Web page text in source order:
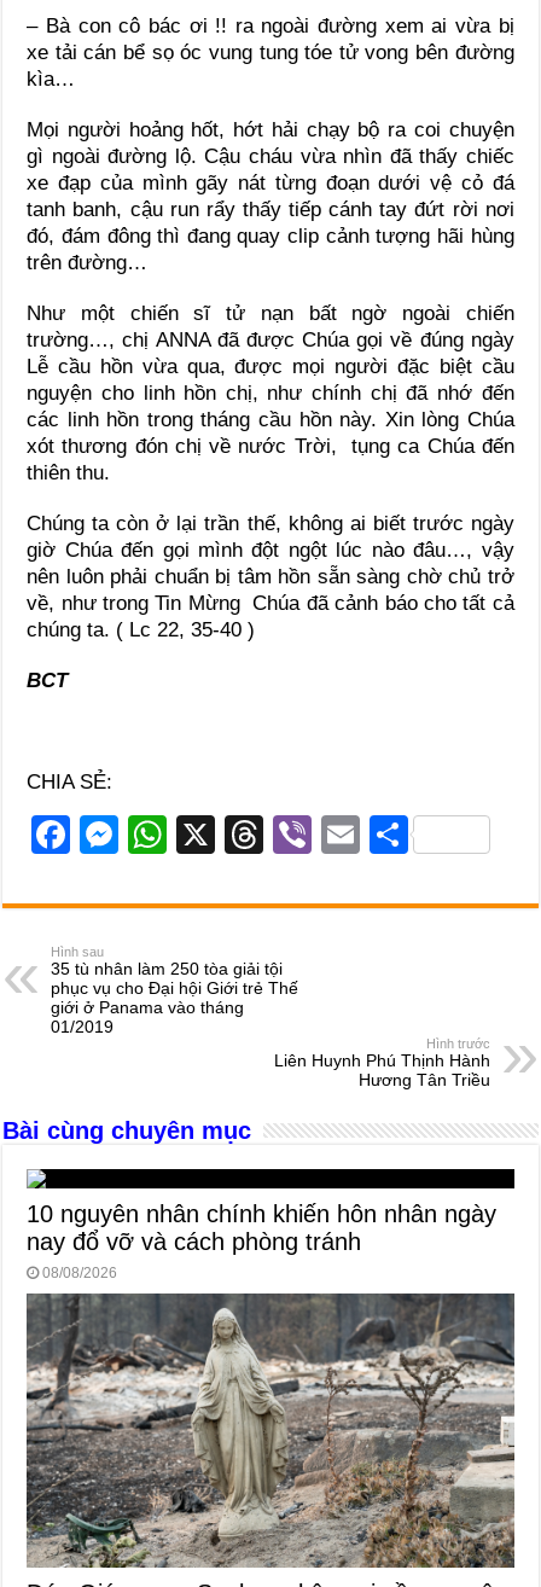
– Bà con cô bác ơi !! ra ngoài đường xem ai vừa bị
xe tải cán bể sọ óc vung tung tóe tử vong bên đường
kìa…
Mọi người hoảng hốt, hớt hải chạy bộ ra coi chuyện
gì ngoài đường lộ. Cậu cháu vừa nhìn đã thấy chiếc
xe đạp của mình gãy nát từng đoạn dưới vệ cỏ đá
tanh banh, cậu run rẩy thấy tiếp cánh tay đứt rời nơi
đó, đám đông thì đang quay clip cảnh tượng hãi hùng
trên đường…
Như một chiến sĩ tử nạn bất ngờ ngoài chiến
trường…, chị ANNA đã được Chúa gọi về đúng ngày
Lễ cầu hồn vừa qua, được mọi người đặc biệt cầu
nguyện cho linh hồn chị, như chính chị đã nhớ đến
các linh hồn trong tháng cầu hồn này. Xin lòng Chúa
xót thương đón chị về nước Trời, tụng ca Chúa đến
thiên thu.
Chúng ta còn ở lại trần thế, không ai biết trước ngày
giờ Chúa đến gọi mình đột ngột lúc nào đâu…, vậy
nên luôn phải chuẩn bị tâm hồn sẵn sàng chờ chủ trở
về, như trong Tin Mừng Chúa đã cảnh báo cho tất cả
chúng ta. ( Lc 22, 35-40 )
BCT
CHIA SẺ:
F
c
e
b
o
M
ss
n
g
W
at
A
p
X
T
e
d
Vi
er
E
ail
S
ar
Hình sau
35 tù nhân làm 250 tòa giải tội
phục vụ cho Đại hội Giới trẻ Thế
giới ở Panama vào tháng
01/2019
Hình trước
Liên Huynh Phú Thịnh Hành
Hương Tân Triều
Bài cùng chuyên mục
10 nguyên nhân chính khiến hôn nhân ngày
nay đổ vỡ và cách phòng tránh
08/08/2026